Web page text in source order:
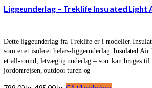
Liggeunderlag – Treklife Insulated Light
Dette liggeunderlag fra Treklife er i modellen
som er et isoleret helårs-liggeunderlag. Insulated Air
et all-round, letvægtig underlag – som kan bruges til
jordomrejsen, outdoor turen og